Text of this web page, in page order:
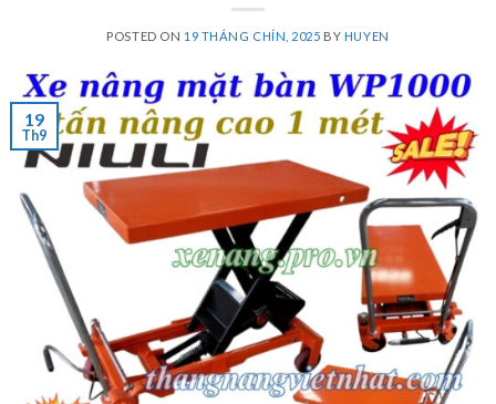
POSTED ON 19 THÁNG CHÍN, 2025 BY HUYEN
19
Th9